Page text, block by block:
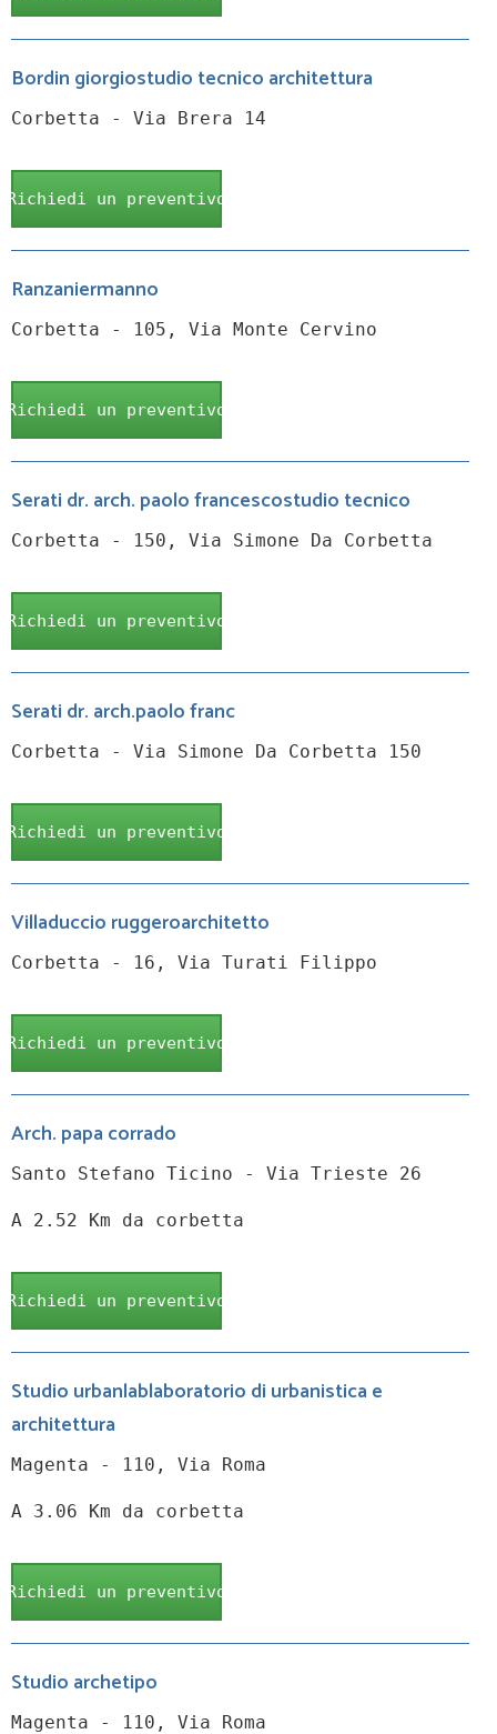
Bordin giorgiostudio tecnico architettura
Corbetta - Via Brera 14
Richiedi un preventivo
Ranzaniermanno
Corbetta - 105, Via Monte Cervino
Richiedi un preventivo
Serati dr. arch. paolo francescostudio tecnico
Corbetta - 150, Via Simone Da Corbetta
Richiedi un preventivo
Serati dr. arch.paolo franc
Corbetta - Via Simone Da Corbetta 150
Richiedi un preventivo
Villaduccio ruggeroarchitetto
Corbetta - 16, Via Turati Filippo
Richiedi un preventivo
Arch. papa corrado
Santo Stefano Ticino - Via Trieste 26
A 2.52 Km da corbetta
Richiedi un preventivo
Studio urbanlablaboratorio di urbanistica e
architettura
Magenta - 110, Via Roma
A 3.06 Km da corbetta
Richiedi un preventivo
Studio archetipo
Magenta - 110, Via Roma